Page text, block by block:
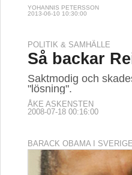
YOHANNIS PETERSSON
2013-06-10 10:30:00
POLITIK & SAMHÄLLE
Så backar
Saktmodig och
"lösning".
ÅKE ASKENSTEN
2008-07-18 00:16:00
BARACK OBAMA I SVERIGE